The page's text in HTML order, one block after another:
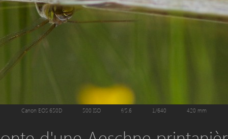
Canon EOS 650D 500 ISO f/5.6 1/640 420 mm